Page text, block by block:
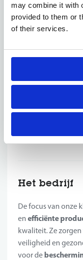
may combine it with
provided to them or
of their services.
O
prioriteiten
Je hebt goede
Bij voorkeur
zelfstandig
Gemotiveerd,
(mondeling en
Het bedrijf
De focus van onze
en efficiënte
kwaliteit. Ze
veiligheid en
voor de